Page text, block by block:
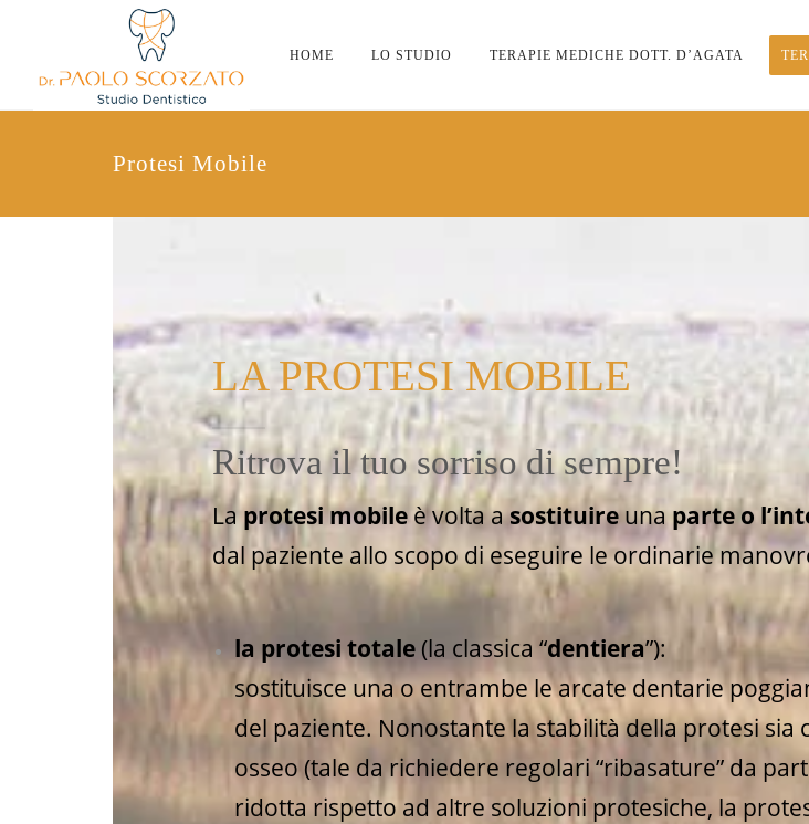
HOME LO STUDIO TERAPIE MEDICHE DOTT. D’AGATA
Protesi Mobile
LA PROTESI MOBILE
Ritrova il tuo sorriso di sempre!
Laprotesi mobile è volta asostituireunaparte o
dal paziente allo scopo di eseguire le ordinarie
la protesi totale (la classica “dentiera”):
sostituisce una o entrambe le arcate dentarie
del paziente. Nonostante la stabilità della protesi
osseo (tale da richiedere regolari “ribasature” da
ridotta rispetto ad altre soluzioni protesiche, la